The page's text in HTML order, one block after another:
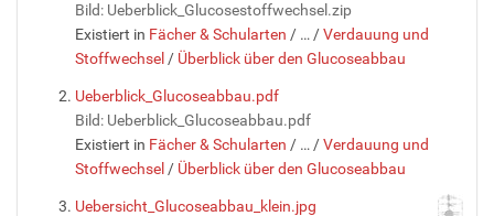
Bild: Ueberblick_Glucosestoffwechsel.zip
Existiert in Fächer & Schularten / … /Verdauung und
Stoffwechsel / Überblick über den Glucoseabbau
Ueberblick_Glucoseabbau.pdf
Bild: Ueberblick_Glucoseabbau.pdf
Existiert in Fächer & Schularten / … /Verdauung und
Stoffwechsel / Überblick über den Glucoseabbau
Uebersicht_Glucoseabbau_klein.jpg